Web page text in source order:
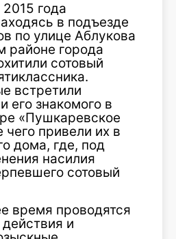
года
в подъезде
по улице Аблукова
районе города
сотовый
встретили
его знакомого в
«Пушкаревское
чего привели их в
дома, где, под
насилия
сотовый
время проводятся
и